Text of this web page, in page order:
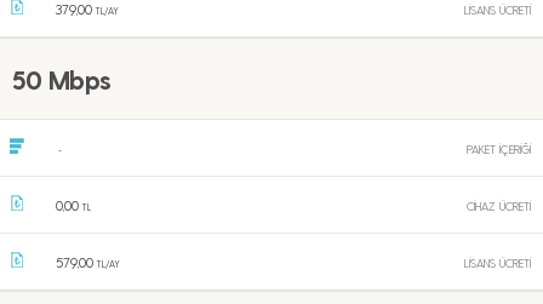
379,00 TL/AY LİSANS ÜCRETİ
50 Mbps
- PAKET İÇERİĞİ
0,00 TL CİHAZ ÜCRETİ
579,00 TL/AY LİSANS ÜCRETİ